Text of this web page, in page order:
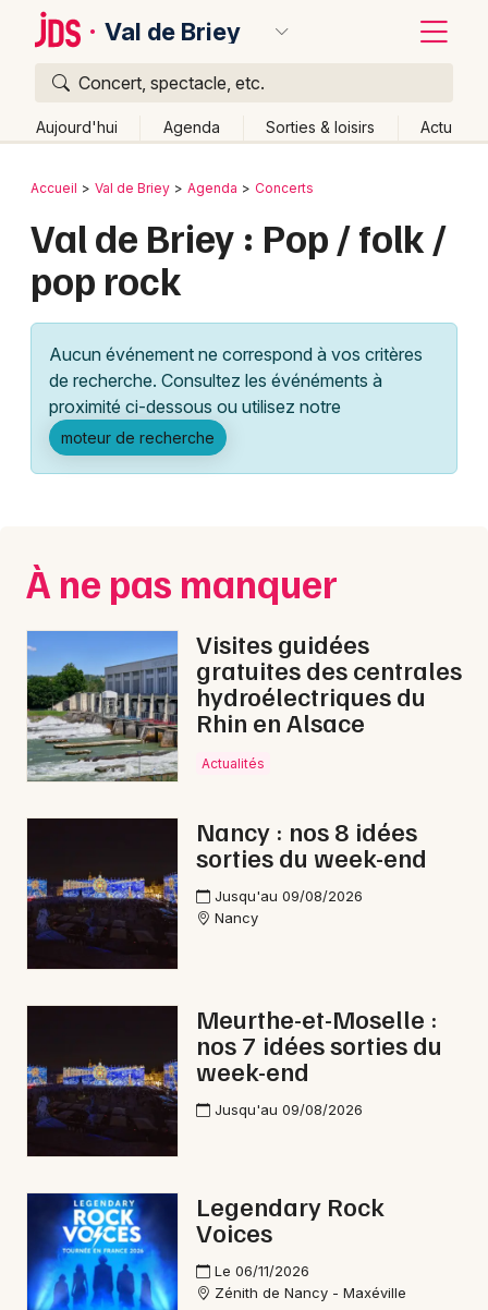
Val de Briey
Concert, spectacle, etc.
Aujourd'hui Agenda Sorties & loisirs Actu
Publier un événement
Grands événements
Activité & Expérience
Manifestations
Foires & salons
Concerts
Sports
Soirées
Sorties famille
Pop / folk en Meurthe-et-Moselle
Pop / folk en Lorraine
Pop / folk dans le Grand Est
Newsletter des sorties
Artistes en tournée
Actus à Val de Briey
Magazine à Val de Briey
Bordeaux
Colmar
Lille
Lyon
Marseille
Mulhouse
Nice
Paris
Strasbourg
Toulouse
Toutes les villes
Retour
Accueil Val de Briey Agenda Concerts
Val de Briey : Pop / folk /
pop rock
Aucun événement ne correspond à vos critères
de recherche. Consultez les événéments à
proximité ci-dessous ou utilisez notre
moteur de recherche
À ne pas manquer
Visites guidées
gratuites des centrales
hydroélectriques du
Rhin en Alsace
Actualités
Nancy : nos 8 idées
sorties du week-end
Jusqu'au 09/08/2026
Nancy
Meurthe-et-Moselle :
nos 7 idées sorties du
week-end
Jusqu'au 09/08/2026
Legendary Rock
Voices
Le 06/11/2026
Zénith de Nancy - Maxéville
Quoi ?
Où ?
Lorraine
Partout Près de moi Changer de lieu
Quand ?
Aujourd'hui
Demain Ce week-end Autre